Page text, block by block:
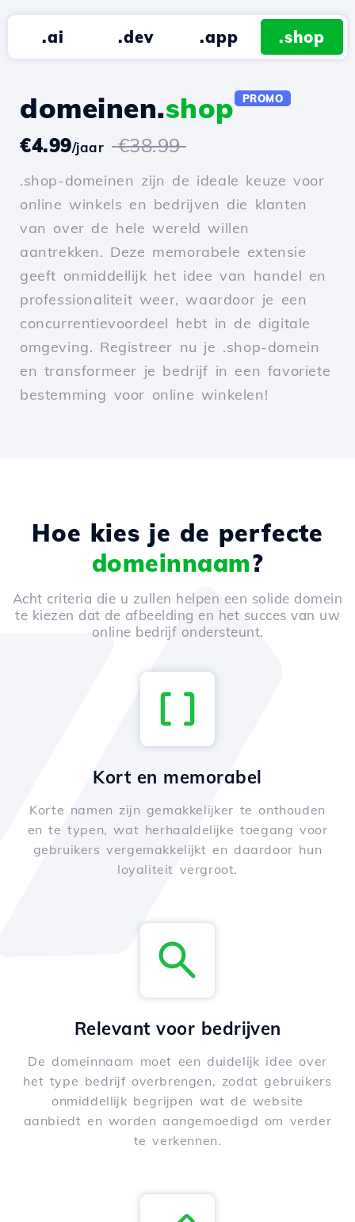
.ai .dev .app .shop
domeinen.shop PROMO
€4.99/jaar €38.99
.shop-domeinen zijn de ideale keuze voor
online winkels en bedrijven die klanten
van over de hele wereld willen
aantrekken. Deze memorabele extensie
geeft onmiddellijk het idee van handel en
professionaliteit weer, waardoor je een
concurrentievoordeel hebt in de digitale
omgeving. Registreer nu je .shop-domein
en transformeer je bedrijf in een favoriete
bestemming voor online winkelen!
Hoe kies je de perfecte
domeinnaam?
Acht criteria die u zullen helpen een solide domein
te kiezen dat de afbeelding en het succes van uw
online bedrijf ondersteunt.
Kort en memorabel
Korte namen zijn gemakkelijker te onthouden
en te typen, wat herhaaldelijke toegang voor
gebruikers vergemakkelijkt en daardoor hun
loyaliteit vergroot.
Relevant voor bedrijven
De domeinnaam moet een duidelijk idee over
het type bedrijf overbrengen, zodat gebruikers
onmiddellijk begrijpen wat de website
aanbiedt en worden aangemoedigd om verder
te verkennen.